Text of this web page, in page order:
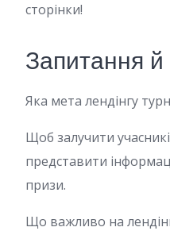
сторінки!
Запитання й
Яка мета лендінгу
Щоб залучити
представити
призи.
Що важливо на